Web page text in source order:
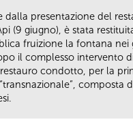
dalla presentazione del
(9 giugno), è stata
fruizione la fontana nei
il complesso intervento
condotto, per la
composta